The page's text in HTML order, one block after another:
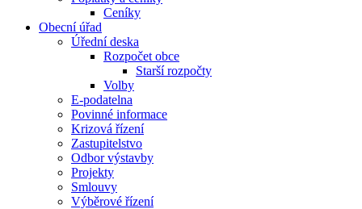
Ceníky
Obecní úřad
Úřední deska
Rozpočet obce
Starší rozpočty
Volby
E-podatelna
Povinné informace
Krizová řízení
Zastupitelstvo
Odbor výstavby
Projekty
Smlouvy
Výběrové řízení